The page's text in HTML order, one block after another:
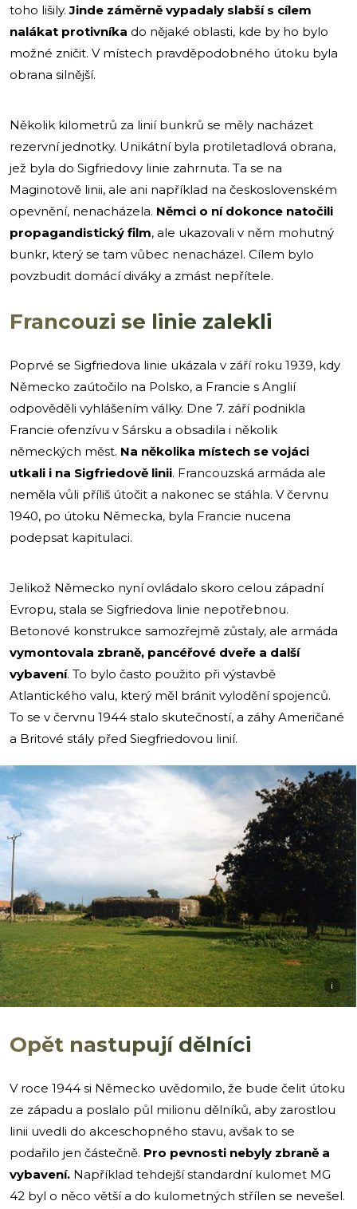
toho lišily.Jinde záměrně vypadaly slabší s cílem
nalákat protivníka do nějaké oblasti, kde by ho bylo
možné zničit. V místech pravděpodobného útoku byla
obrana silnější.
Několik kilometrů za linií bunkrů se měly nacházet
rezervní jednotky. Unikátní byla protiletadlová obrana,
jež byla do Sigfriedovy linie zahrnuta. Ta se na
Maginotově linii, ale ani například na československém
opevnění, nenacházela. Němci o ní dokonce natočili
propagandistický film, ale ukazovali v něm mohutný
bunkr, který se tam vůbec nenacházel. Cílem bylo
povzbudit domácí diváky a zmást nepřítele.
Francouzi se linie zalekli
Poprvé se Sigfriedova linie ukázala v září roku 1939, kdy
Německo zaútočilo na Polsko, a Francie s Anglií
odpověděli vyhlášením války. Dne 7. září podnikla
Francie ofenzívu v Sársku a obsadila i několik
německých měst. Na několika místech se vojáci
utkali i na Sigfriedově linii. Francouzská armáda ale
neměla vůli příliš útočit a nakonec se stáhla. V červnu
1940, po útoku Německa, byla Francie nucena
podepsat kapitulaci.
Jelikož Německo nyní ovládalo skoro celou západní
Evropu, stala se Sigfriedova linie nepotřebnou.
Betonové konstrukce samozřejmě zůstaly, ale armáda
vymontovala zbraně, pancéřové dveře a další
vybavení. To bylo často použito při výstavbě
Atlantického valu, který měl bránit vylodění spojenců.
To se v červnu 1944 stalo skutečností, a záhy Američané
a Britové stály před Siegfriedovou linií.
i
Opět nastupují dělníci
V roce 1944 si Německo uvědomilo, že bude čelit útoku
ze západu a poslalo půl milionu dělníků, aby zarostlou
linii uvedli do akceschopného stavu, avšak to se
podařilo jen částečně. Pro pevnosti nebyly zbraně a
vybavení. Například tehdejší standardní kulomet MG
42 byl o něco větší a do kulometných střílen se nevešel.